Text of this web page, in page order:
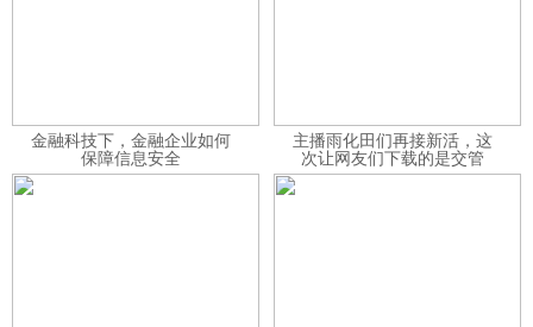
金融科技下，金融企业如何
保障信息安全
主播雨化田们再接新活，这
次让网友们下载的是交管
12123APP